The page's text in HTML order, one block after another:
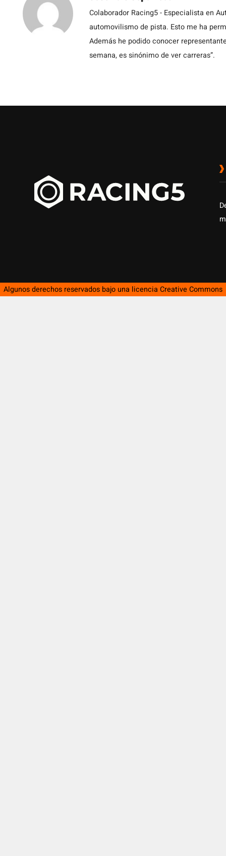
Colaborador Racing5 - Especialista en
automovilismo de pista. Esto me ha
Además he podido conocer
semana, es sinónimo de ver carreras”.
Algunos derechos reservados bajo una licencia Creative Commons